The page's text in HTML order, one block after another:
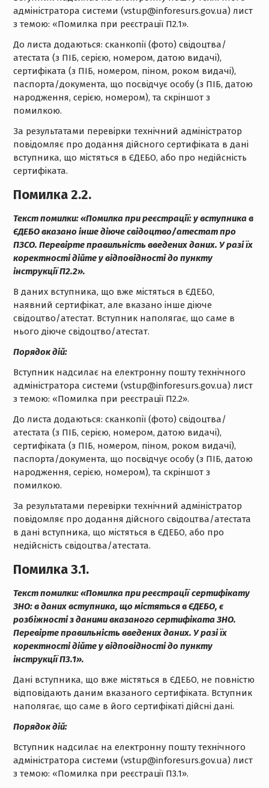
адміністратора системи (vstup@inforesurs.gov.ua) лист
з темою: «Помилка при реєстрації П2.1».
До листа додаються: сканкопії (фото) свідоцтва/
атестата (з ПІБ, серією, номером, датою видачі),
сертифіката (з ПІБ, номером, піном, роком видачі),
паспорта/документа, що посвідчує особу (з ПІБ, датою
народження, серією, номером), та скріншот з
помилкою.
За результатами перевірки технічний адміністратор
повідомляє про додання дійсного сертифіката в дані
вступника, що містяться в ЄДЕБО, або про недійсність
сертифіката.
Помилка 2.2.
Текст помилки:«Помилка при реєстрації: у вступника в
ЄДЕБО вказано інше діюче свідоцтво/атестат про
ПЗСО. Перевірте правильність введених даних. У разі їх
коректності дійте у відповідності до пункту
інструкції П2.2».
В даних вступника, що вже містяться в ЄДЕБО,
наявний сертифікат, але вказано інше діюче
свідоцтво/атестат. Вступник наполягає, що саме в
нього діюче свідоцтво/атестат.
Порядок дій:
Вступник надсилає на електронну пошту технічного
адміністратора системи (vstup@inforesurs.gov.ua) лист
з темою: «Помилка при реєстрації П2.2».
До листа додаються: сканкопії (фото) свідоцтва/
атестата (з ПІБ, серією, номером, датою видачі),
сертифіката (з ПІБ, номером, піном, роком видачі),
паспорта/документа, що посвідчує особу (з ПІБ, датою
народження, серією, номером), та скріншот з
помилкою.
За результатами перевірки технічний адміністратор
повідомляє про додання дійсного свідоцтва/атестата
в дані вступника, що містяться в ЄДЕБО, або про
недійсність свідоцтва/атестата.
Помилка 3.1.
Текст помилки:«Помилка при реєстрації сертифікату
ЗНО: в даних вступника, що містяться в ЄДЕБО, є
розбіжності з даними вказаного сертифіката ЗНО.
Перевірте правильність введених даних. У разі їх
коректності дійте у відповідності до пункту
інструкції П3.1».
Дані вступника, що вже містяться в ЄДЕБО, не повністю
відповідають даним вказаного сертифіката. Вступник
наполягає, що саме в його сертифікаті дійсні дані.
Порядок дій:
Вступник надсилає на електронну пошту технічного
адміністратора системи (vstup@inforesurs.gov.ua) лист
з темою: «Помилка при реєстрації П3.1».